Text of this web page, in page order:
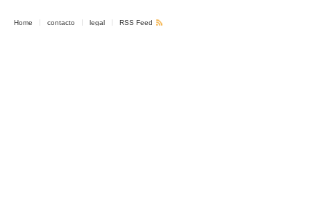
Home contacto legal RSS Feed